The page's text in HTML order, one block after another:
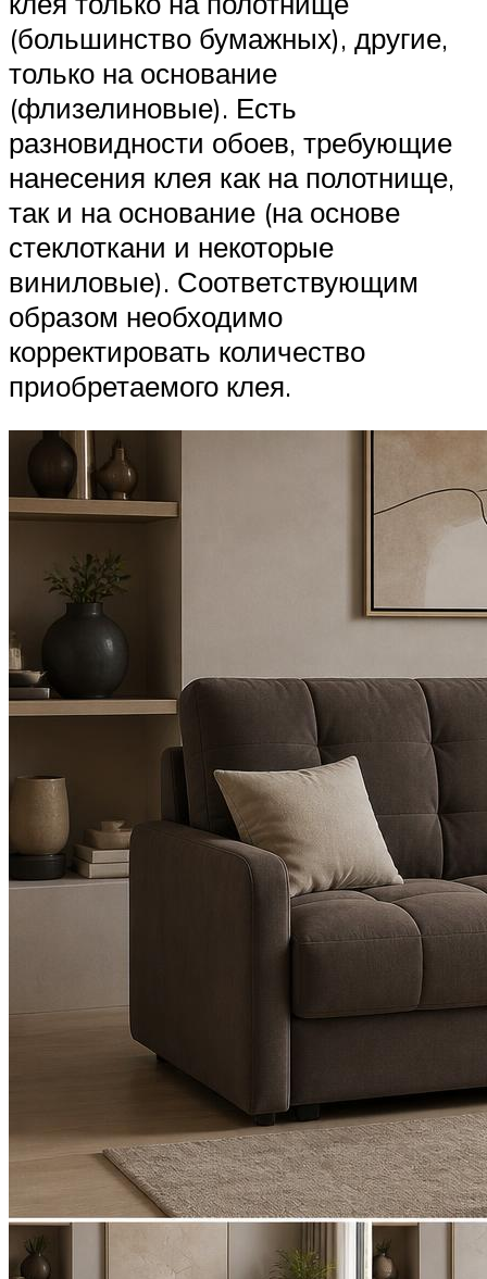
(большинство бумажных), другие,
только на основание
(флизелиновые). Есть
разновидности обоев, требующие
нанесения клея как на полотнище,
так и на основание (на основе
стеклоткани и некоторые
виниловые). Соответствующим
образом необходимо
корректировать количество
приобретаемого клея.